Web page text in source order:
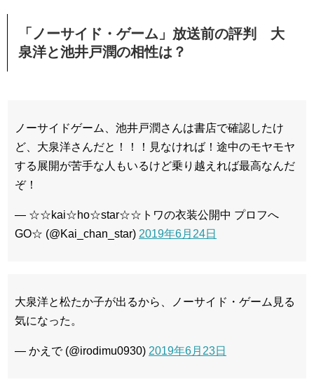
「ノーサイド・ゲーム」放送前の評判 大
泉洋と池井戸潤の相性は？
ノーサイドゲーム、池井戸潤さんは書店で確認したけ
ど、大泉洋さんだと！！！見なければ！途中のモヤモヤ
する展開が苦手な人もいるけど乗り越えれば最高なんだ
ぞ！
— ☆☆kai☆ho☆star☆☆トワの衣装公開中 プロフへ
GO☆ (@Kai_chan_star) 2019年6月24日
大泉洋と松たか子が出るから、ノーサイド・ゲーム見る
気になった。
— かえで (@irodimu0930) 2019年6月23日